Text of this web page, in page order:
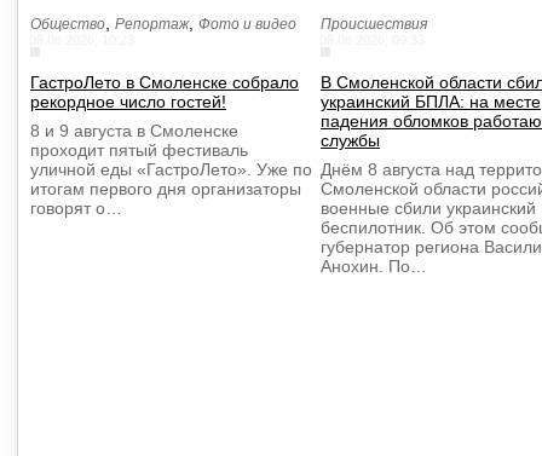
Общество Репортаж, Фото и видео
ГастроЛето в Смоленске собрало
рекордное число гостей!
8 и 9 августа в Смоленске
проходит пятый фестиваль
уличной еды «ГастроЛето». Уже по
итогам первого дня организаторы
говорят о…
Происшествия
В Смоленской области
украинский БПЛА: на месте
падения обломков
службы
Днём 8 августа над
Смоленской области
военные сбили украинский
беспилотник. Об этом
губернатор региона
Анохин. По…